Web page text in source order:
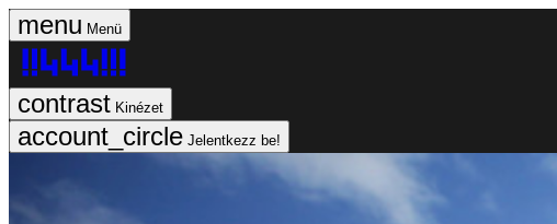
Menü
Kinézet
Jelentkezz be!